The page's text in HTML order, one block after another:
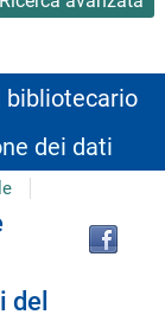
bibliotecario
dei dati
del